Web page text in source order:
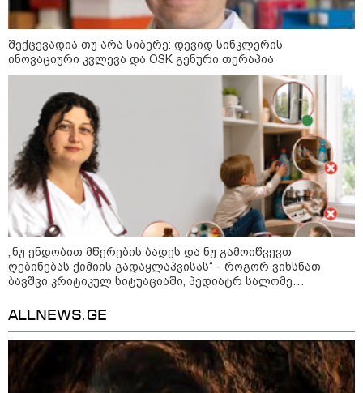
9
აგვისტო
დღის ზოგადი
აგვისტო აგარაკზე: ეს 5 საქმე
უნდა მოასწროთ შემოდგომის
დადგომამდე
ხელში აღმოჩნდება: ვინ
გამდიდრდება?
შექცევადია თუ არა სიბერე: დევიდ სინკლერის
ინოვაციური კვლევა და OSK გენური თერაპია
„ნუ ენდობით მწერების ბადეს და ნუ გამოიწვევთ
ღებინებას ქიმიის გადაყლაპვისას“ - როგორ ვიხსნათ
ბავშვი კრიტიკულ სიტუაციაში, პედიატრ სალომე
ALLNEWS.GE